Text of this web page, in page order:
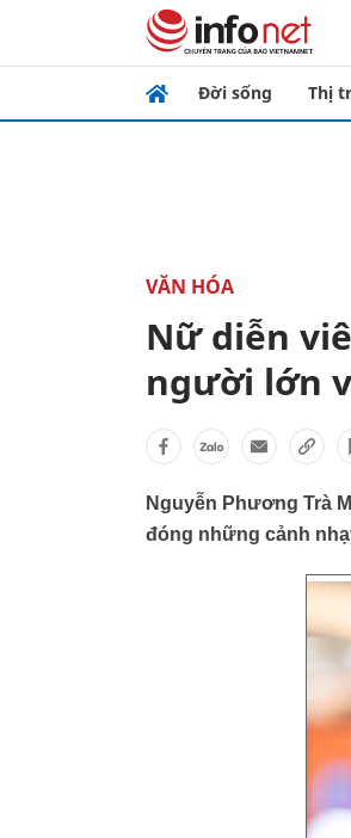
Đời sống Thị
VĂN HÓA
Nữ diễn
người lớn
Nguyễn Phương Trà
đóng những cảnh